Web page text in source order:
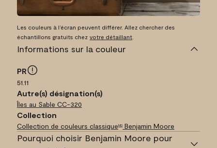
Les couleurs à l’écran peuvent différer. Allez chercher des
échantillons gratuits chez votre détaillant
Informations sur la couleur
PR
51.11
Autre(s) désignation(s)
Îles au Sable CC-320
Collection
Collection de couleurs classiqueMD Benjamin Moore
Pourquoi choisir Benjamin Moore pour